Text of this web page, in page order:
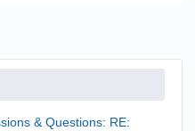
& Questions: RE: